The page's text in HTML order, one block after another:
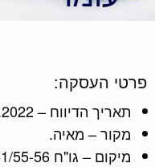
פרטי העסקה:
תאריך הדיווח – 6.3.2022.
מקור – מאיה.
מיקום – גו"ח 38581/55-56, אזור התעשייה, עומר.